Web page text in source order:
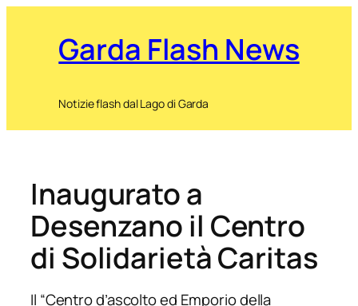
Garda Flash News
Notizie flash dal Lago di Garda
Inaugurato a
Desenzano il Centro
di Solidarietà Caritas
Il “Centro d’ascolto ed Emporio della